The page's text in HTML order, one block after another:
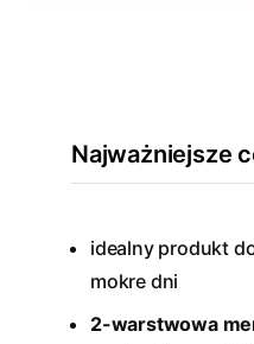
Najważniejsze
idealny produkt
mokre dni
2-warstwowa